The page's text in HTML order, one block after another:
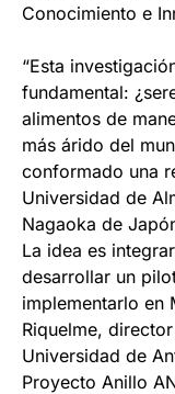
Conocimiento e
“Esta
fundamental:
alimentos de
más árido del
conformado una
Universidad de
Nagaoka de
La idea es
desarrollar un
implementarlo en
Riquelme,
Universidad de
Proyecto Anillo